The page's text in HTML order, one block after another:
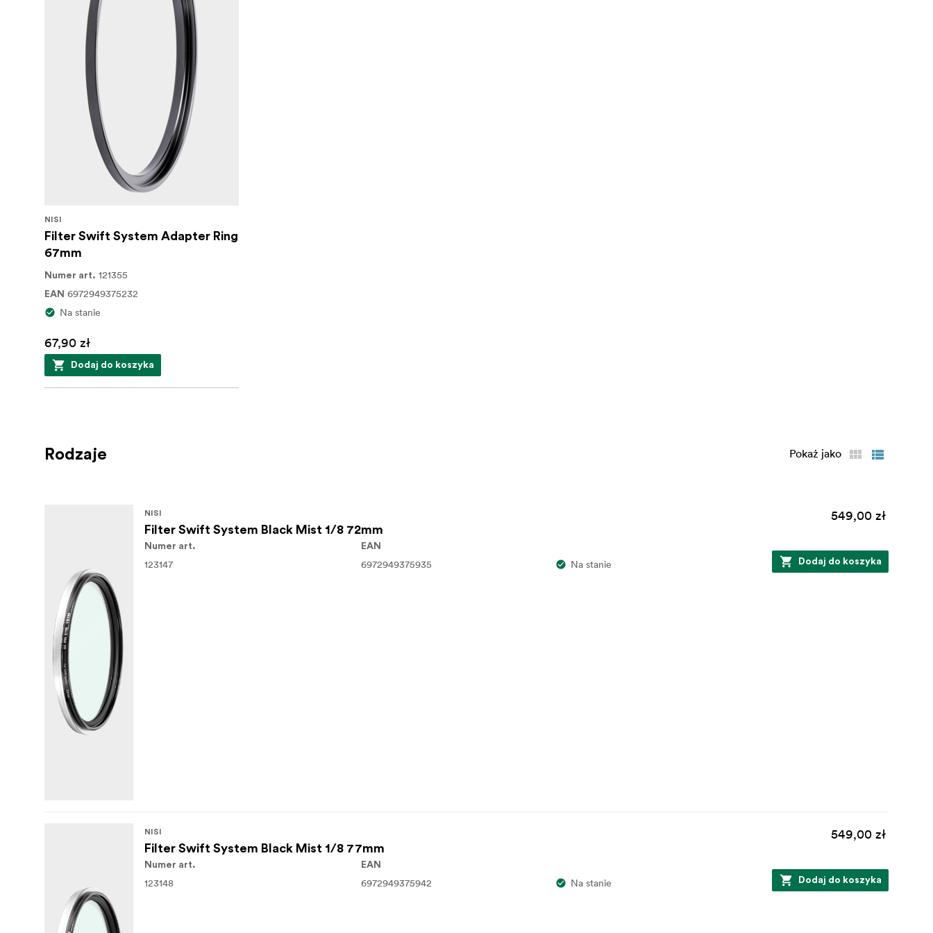
NISI
Filter Swift System Adapter Ring
67mm
Numer art. 121355
EAN 6972949375232
Na stanie
67,90 zł
Dodaj do koszyka
Rodzaje Pokaż jako
NISI
Filter Swift System Black Mist 1/8 72mm
549,00 zł
Numer art.
123147
EAN
6972949375935 Na stanie Dodaj do koszyka
NISI
Filter Swift System Black Mist 1/8 77mm
549,00 zł
Numer art.
123148
EAN
6972949375942 Na stanie Dodaj do koszyka